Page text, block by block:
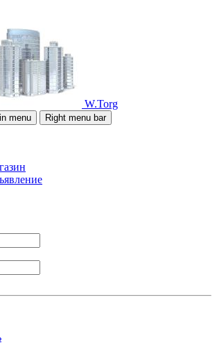
W.Torg
menu Right menu bar